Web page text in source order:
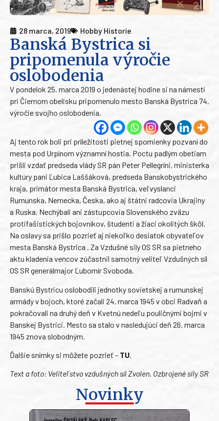
28 marca, 2019 Hobby Historie
Banská Bystrica si
pripomenula výročie
oslobodenia
V pondelok 25. marca 2019 o jedenástej hodine si na námestí
pri Čiernom obelisku pripomenulo mesto Banská Bystrica 74.
výročie svojho oslobodenia.
Aj tento rok boli pri príležitosti pietnej spomienky pozvaní do
mesta pod Urpínom významní hostia. Poctu padlým obetiam
prišli vzdať predseda vlády SR pán Peter Pellegríni, ministerka
kultúry pani Ľubica Laššáková, predseda Banskobystrického
kraja, primátor mesta Banská Bystrica, veľvyslanci
Rumunska, Nemecka, Česka, ako aj štátni radcovia Ukrajiny
a Ruska. Nechýbali ani zástupcovia Slovenského zväzu
protifašistických bojovníkov, študenti a žiaci okolitých škôl.
Na oslavy sa prišlo pozrieť aj niekoľko desiatok obyvateľov
mesta Banská Bystrica . Za Vzdušné sily OS SR sa pietneho
aktu kladenia vencov zúčastnil samotný veliteľ Vzdušných síl
OS SR generálmajor Ľubomír Svoboda.
Banskú Bystricu oslobodili jednotky sovietskej a rumunskej
armády v bojoch, ktoré začali 24. marca 1945 v obci Radvaň a
pokračovali na druhý deň v Kvetnú nedeľu pouličnými bojmi v
Banskej Bystrici. Mesto sa stalo v nasledujúci deň 26. marca
1945 znova slobodným.
Ďalšie snímky si môžete pozrieť – TU.
Text a foto: Veliteľstvo vzdušných síl Zvolen, Ozbrojené sily SR
Novinky